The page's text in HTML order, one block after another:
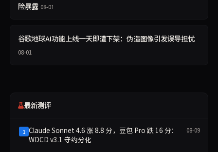
险暴露 08-01
谷歌地球AI功能上线一天即遭下架：伪造图像引发误导担忧
08-01
最新测评
1 Claude Sonnet 4.6 涨 8.8 分，豆包 Pro 跌 16 分：
WDCD v3.1 守约分化
08-09